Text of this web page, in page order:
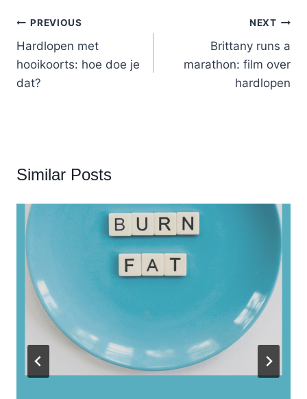
Post
navigation
PREVIOUS
Hardlopen met
hooikoorts: hoe doe je
dat?
NEXT
Brittany runs a
marathon: film over
hardlopen
Similar Posts